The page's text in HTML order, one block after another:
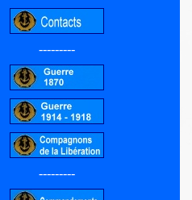
---------
---------